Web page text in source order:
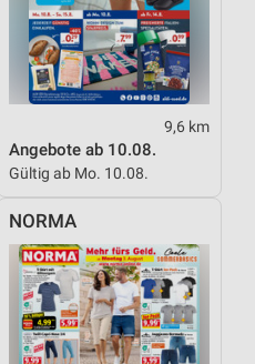
9,6 km
Angebote ab 10.08.
Gültig ab Mo. 10.08.
NORMA